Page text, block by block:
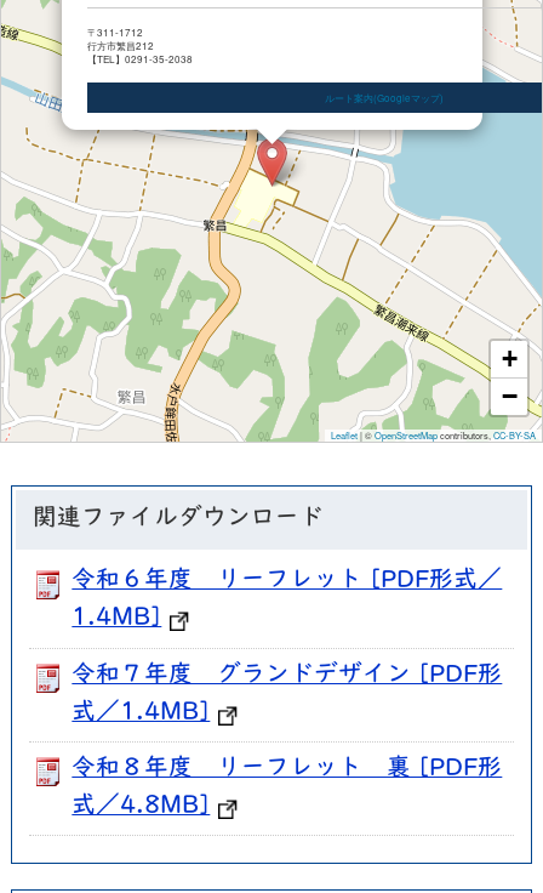
〒311-1712
行方市繁昌212
【TEL】0291-35-2038
ルート案内(Googleマップ)
+
−
Leaflet |©OpenStreetMapcontributors, CC-BY-SA
関連ファイルダウンロード
令和６年度 リーフレット [PDF形式／
1.4MB]
令和７年度 グランドデザイン [PDF形
式／1.4MB]
令和８年度 リーフレット 裏 [PDF形
式／4.8MB]